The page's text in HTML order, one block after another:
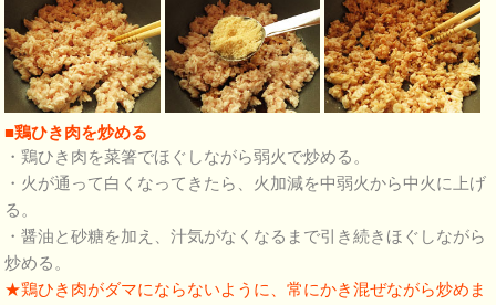
■鶏ひき肉を炒める
・鶏ひき肉を菜箸でほぐしながら弱火で炒める。
・火が通って白くなってきたら、火加減を中弱火から中火に上げ
る。
・醤油と砂糖を加え、汁気がなくなるまで引き続きほぐしながら
炒める。
★鶏ひき肉がダマにならないように、常にかき混ぜながら炒めま